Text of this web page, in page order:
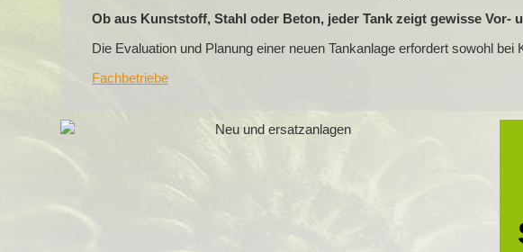
Ob aus Kunststoff, Stahl oder Beton, jeder Tank zeigt gewisse Vor-
Die Evaluation und Planung einer neuen Tankanlage erfordert sowohl
Fachbetriebe